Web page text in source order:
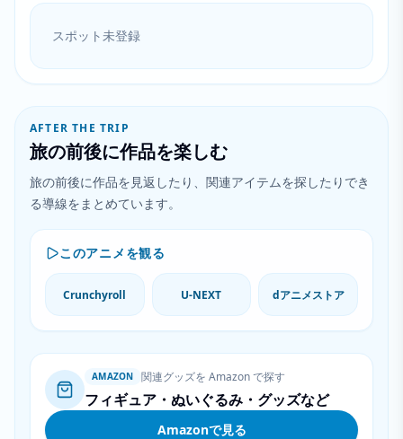
スポット未登録
AFTER THE TRIP
旅の前後に作品を楽しむ
旅の前後に作品を見返したり、関連アイテムを探したりでき
る導線をまとめています。
このアニメを観る
Crunchyroll U-NEXT dアニメストア
AMAZON 関連グッズを Amazon で探す
フィギュア・ぬいぐるみ・グッズなど
Amazonで見る